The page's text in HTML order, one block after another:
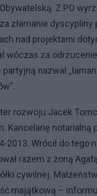
Z PO
złamanie dyscypliny
nad projektami
wóczas za
nazwał
rozwoju Jacek
Kancelarię notarialną
2013. Wrócił do tego
razem z żoną
cywilnej.
majątkową –